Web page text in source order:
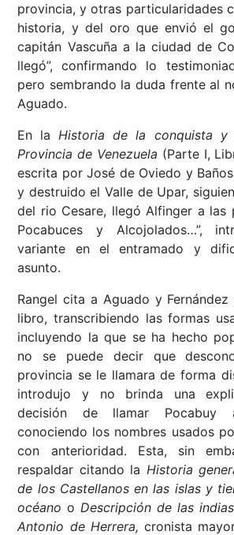
provincia, y otras particularidades
historia, y del oro que envió el
capitán Vascuña a la ciudad de
llegó”, confirmando lo
pero sembrando la duda frente al
Aguado.
En laHistoria de la conquista y
Provincia de Venezuela (Parte I,
escrita por José de Oviedo y
y destruido el Valle de Upar,
del rio Cesare, llegó Alfinger a las
Pocabuces y Alcojolados…”,
variante en el entramado y
asunto.
Rangel cita a Aguado y
libro, transcribiendo las formas
incluyendo la que se ha hecho
no se puede decir que
provincia se le llamara de forma
introdujo y no brinda una
decisión de llamar Pocabuy
conociendo los nombres usados
con anterioridad. Esta, sin
respaldar citando la Historia
de los Castellanos en las islas y
océanooDescripción de las
Antonio de Herrera, cronista